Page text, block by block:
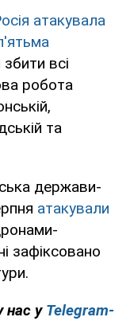
атакувала
всі
робота
та
держави-
атакували
зафіксовано
нас у Telegram-